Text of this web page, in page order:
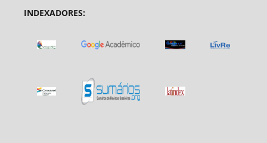
INDEXADORES: